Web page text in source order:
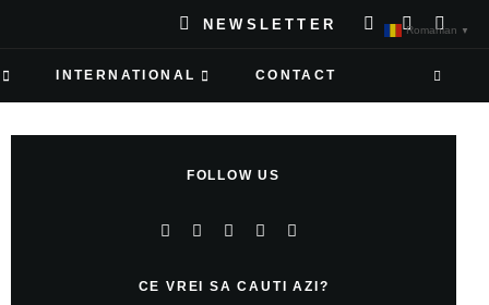
NEWSLETTER
INTERNATIONAL CONTACT
FOLLOW US
CE VREI SA CAUTI AZI?
Romanian ▼